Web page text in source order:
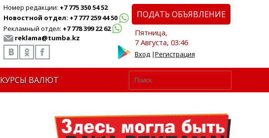
Номер редакции: +7 775 350 54 52
Новостной отдел: +7 777 259 44 50
Рекламный отдел: +7 778 399 22 62
reklama@tumba.kz
ПОДАТЬ ОБЪЯВЛЕНИЕ
Пятница,
7 Августа, 03:46
Вход|Регистрация
КУРСЫ ВАЛЮТ